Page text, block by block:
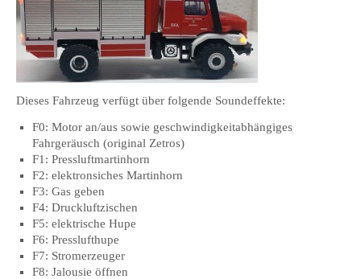
Dieses Fahrzeug verfügt über folgende Soundeffekte:
F0: Motor an/aus sowie geschwindigkeitabhängiges
Fahrgeräusch (original Zetros)
F1: Pressluftmartinhorn
F2: elektronsiches Martinhorn
F3: Gas geben
F4: Druckluftzischen
F5: elektrische Hupe
F6: Presslufthupe
F7: Stromerzeuger
F8: Jalousie öffnen